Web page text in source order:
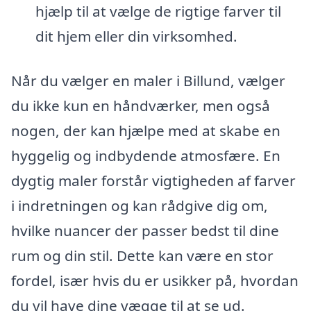
hjælp til at vælge de rigtige farver til
dit hjem eller din virksomhed.
Når du vælger en maler i Billund, vælger
du ikke kun en håndværker, men også
nogen, der kan hjælpe med at skabe en
hyggelig og indbydende atmosfære. En
dygtig maler forstår vigtigheden af farver
i indretningen og kan rådgive dig om,
hvilke nuancer der passer bedst til dine
rum og din stil. Dette kan være en stor
fordel, især hvis du er usikker på, hvordan
du vil have dine vægge til at se ud.